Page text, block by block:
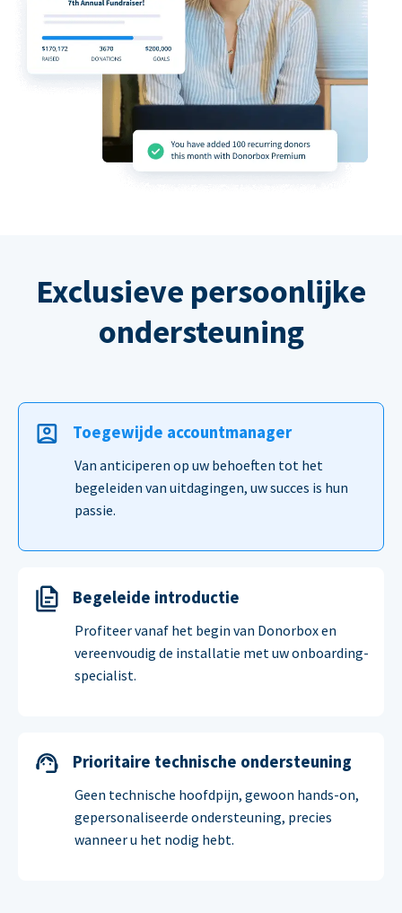
Exclusieve persoonlijke
ondersteuning
Toegewijde accountmanager
Van anticiperen op uw behoeften tot het
begeleiden van uitdagingen, uw succes is hun
passie.
Begeleide introductie
Profiteer vanaf het begin van Donorbox en
vereenvoudig de installatie met uw onboarding-
specialist.
Prioritaire technische ondersteuning
Geen technische hoofdpijn, gewoon hands-on,
gepersonaliseerde ondersteuning, precies
wanneer u het nodig hebt.